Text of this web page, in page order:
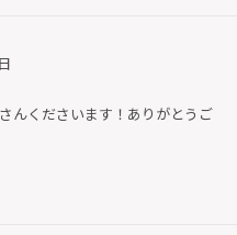
んくださいます！ありがとうご